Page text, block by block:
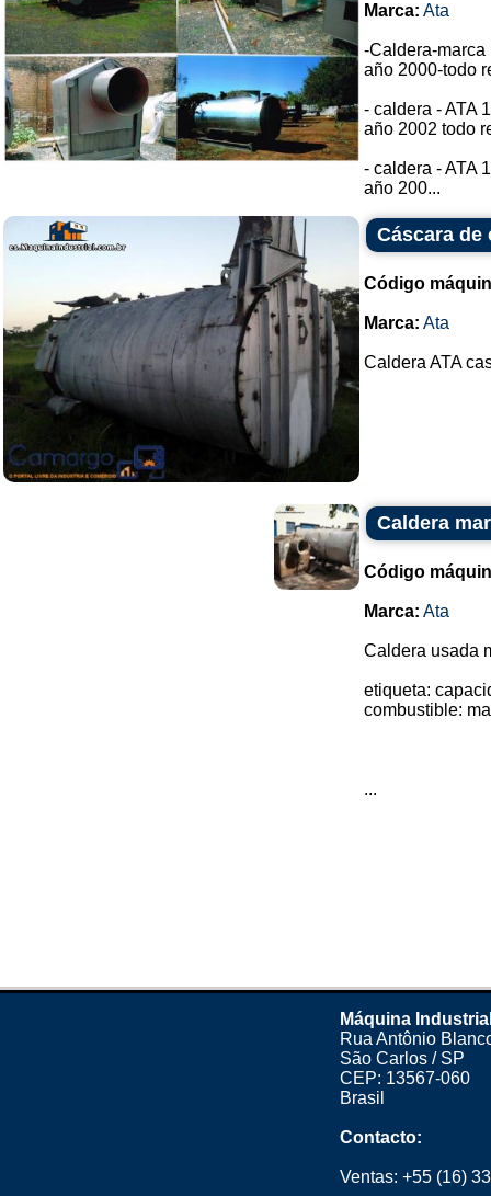
Marca: Ata
-Caldera-marca
año 2000-todo
- caldera - ATA
año 2002 todo
- caldera - ATA
año 200...
Cáscara de
Código
Marca: Ata
Caldera ATA
Caldera
Código
Marca: Ata
Caldera usada
etiqueta:
combustible:
...
Máquina
Rua Antônio
São Carlos / SP
CEP: 13567-060
Brasil
Contacto:
Ventas: +55 (16)